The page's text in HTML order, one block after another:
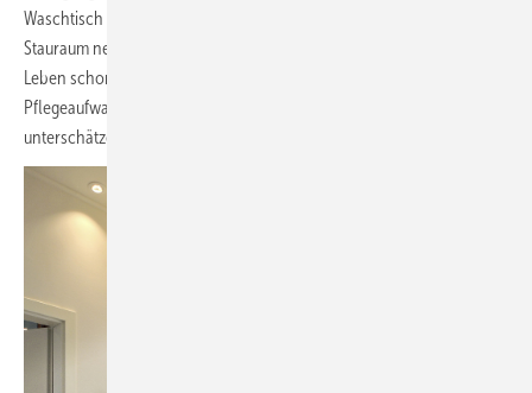
Waschtisch sollten an ihrem angestammten Platz verbleiben, der
Stauraum neben der Tür neu gestaltet werden. Das würde das tägliche
Leben schon sehr erleichtern, allerdings sind das Handling und der
Pflegeaufwand der zweifach faltbaren Glaswände nicht zu
unterschätzen. Anders gesagt: Komfort geht anders!